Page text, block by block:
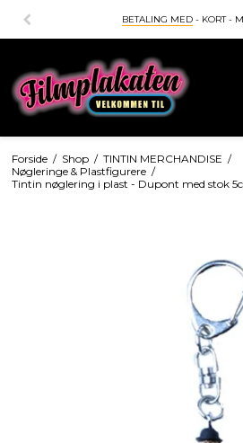
BETALING MED- KORT - MOBILEPAY -
Forside / Shop / TINTIN MERCHANDISE /
Nøgleringe & Plastfigurere /
Tintin nøglering i plast - Dupont med stok